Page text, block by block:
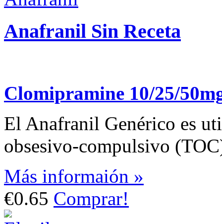
Anafranil Sin Receta
Clomipramine 10/25/
El Anafranil Genérico es
obsesivo-compulsivo
Más informaión »
€0.65 Comprar!